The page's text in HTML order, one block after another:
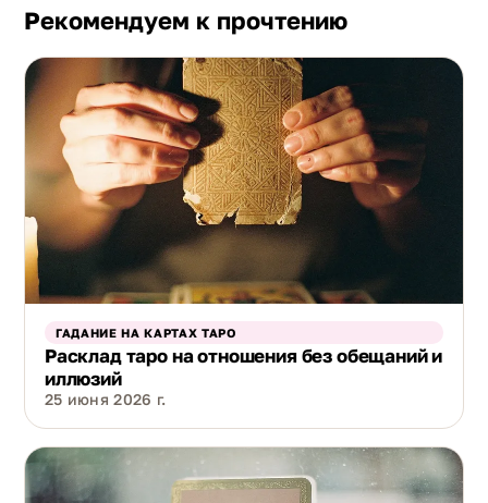
Рекомендуем к прочтению
ГАДАНИЕ НА КАРТАХ ТАРО
Расклад таро на отношения без обещаний и
иллюзий
25 июня 2026 г.